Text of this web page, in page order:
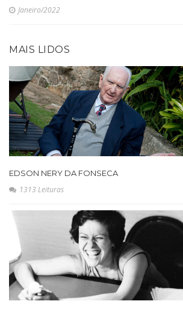
Janeiro/2022
MAIS LIDOS
EDSON NERY DA FONSECA
1313 Leituras